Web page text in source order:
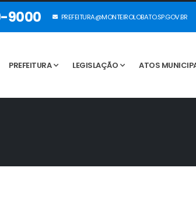
9000 PREFEITURA@MONTEIROLOBATO.SP.GOV.BR
PREFEITURA LEGISLAÇÃO ATOS